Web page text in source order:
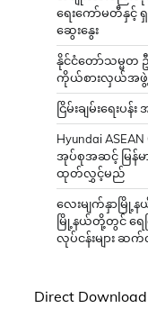
ရေးကော်မတီနှင့်
ဆွေးနွေး
နိုင်ငံတော်သမ္မတ
ကိုယ်စားလှယ်အဖွဲ့
ငြိမ်းချမ်းရေးပန်
Hyundai
အုပ်စုအဆင့် မြန်
ထုတ်လွှင့်မည်
လေးမျက်နှာမြို့
မြို့နယ်တို့တွင် ရေ
လုပ်ငန်းများ
Direct